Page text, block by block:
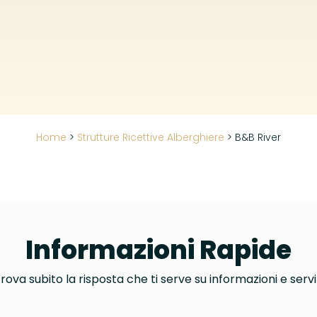
Home > Strutture Ricettive Alberghiere > B&B River
Informazioni Rapide
subito la risposta che ti serve su informazioni e